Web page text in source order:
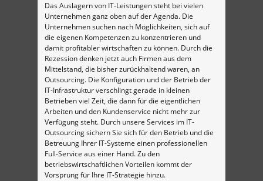
Das Auslagern von IT-Leistungen steht bei vielen
Unternehmen ganz oben auf der Agenda. Die
Unternehmen suchen nach Möglichkeiten, sich auf
die eigenen Kompetenzen zu konzentrieren und
damit profitabler wirtschaften zu können. Durch die
Rezession denken jetzt auch Firmen aus dem
Mittelstand, die bisher zurückhaltend waren, an
Outsourcing. Die Konfiguration und der Betrieb der
IT-Infrastruktur verschlingt gerade in kleinen
Betrieben viel Zeit, die dann für die eigentlichen
Arbeiten und den Kundenservice nicht mehr zur
Verfügung steht. Durch unsere Services im IT-
Outsourcing sichern Sie sich für den Betrieb und die
Betreuung Ihrer IT-Systeme einen professionellen
Full-Service aus einer Hand. Zu den
betriebswirtschaftlichen Vorteilen kommt der
Vorsprung für Ihre IT-Strategie hinzu.